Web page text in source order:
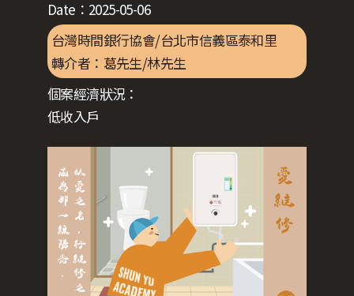
Date： 2025-05-06
台灣時間銀行協會/台北市信義區泰和里
轉介者： 葛先生/林先生
個案經濟狀況：
低收入戶